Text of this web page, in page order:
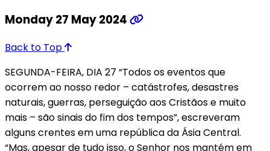
Monday 27 May 2024
Back to Top
SEGUNDA-FEIRA, DIA 27 “Todos os eventos que
ocorrem ao nosso redor – catástrofes, desastres
naturais, guerras, perseguição aos Cristãos e muito
mais – são sinais do fim dos tempos”, escreveram
alguns crentes em uma república da Ásia Central.
“Mas, apesar de tudo isso, o Senhor nos mantém em